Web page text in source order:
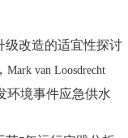
级改造的适宜性探讨
Mark van Loosdrecht
环境事件应急供水